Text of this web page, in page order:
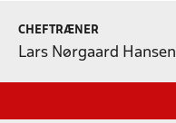
CHEFTRÆNER
Lars Nørgaard Hansen